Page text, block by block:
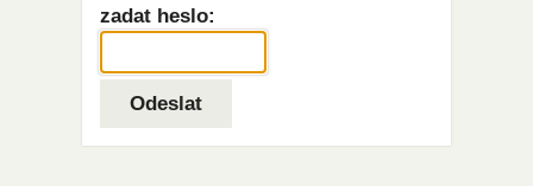
zadat heslo: